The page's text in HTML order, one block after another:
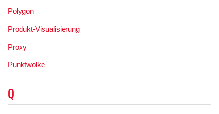
Polygon
Produkt-Visualisierung
Proxy
Punktwolke
Q